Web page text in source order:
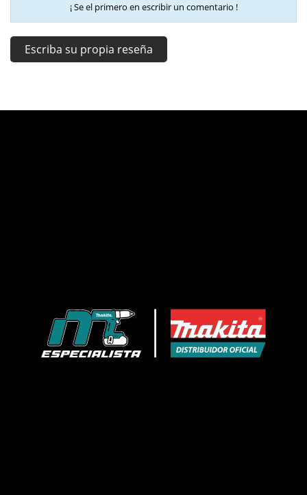
¡ Se el primero en escribir un comentario !
Escriba su propia reseña